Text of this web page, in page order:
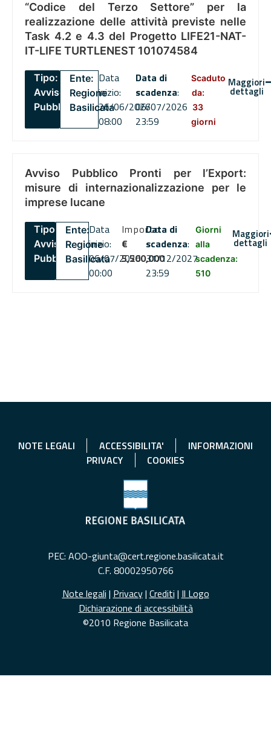
“Codice del Terzo Settore” per la
realizzazione delle attività previste nelle
Task 4.2 e 4.3 del Progetto LIFE21-NAT-
IT-LIFE TURTLENEST 101074584
Tipo:
Avviso
Pubblico
Ente:
Regione
Basilicata
Data
inizio:
26/06/2026
08:00
Data di
scadenza:
06/07/2026
23:59
Scaduto
da:
33
giorni
Maggiori
dettagli
Avviso Pubblico Pronti per l’Export:
misure di internazionalizzazione per le
imprese lucane
Tipo:
Avviso
Pubblico
Ente:
Regione
Basilicata
Data
inizio:
06/07/2026
00:00
Importo
€
5,500,000
Data di
scadenza:
31/12/2027
23:59
Giorni
alla
scadenza:
510
Maggiori
dettagli
NOTE LEGALI ACCESSIBILITA'
INFORMAZIONI
PRIVACY
COOKIES
PEC: AOO-giunta@cert.regione.basilicata.it
C.F. 80002950766
Note legali | Privacy| Crediti | Il Logo
Dichiarazione di accessibilità
©2010 Regione Basilicata